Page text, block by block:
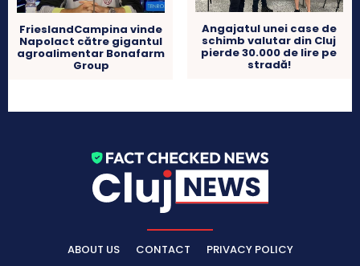
FrieslandCampina vinde
Napolact către gigantul
agroalimentar Bonafarm
Group
Angajatul unei case de
schimb valutar din Cluj
pierde 30.000 de lire pe
stradă!
ABOUT US CONTACT PRIVACY POLICY